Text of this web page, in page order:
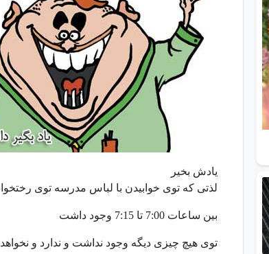
یادش بخیر
لذتی که توی خوابیدن با لباس مدرسه توی
بین ساعات 7:00 تا 7:15 وجود داشت
توی هیچ چیزی دیگه وجود نداشت و ندارد و